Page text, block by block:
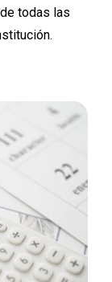
todas las